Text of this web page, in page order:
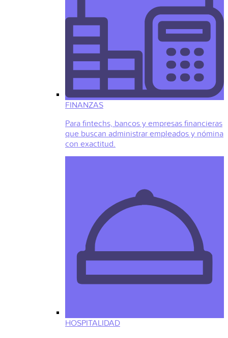
FINANZAS
Para fintechs, bancos y empresas financieras
que buscan administrar empleados y nómina
con exactitud.
HOSPITALIDAD